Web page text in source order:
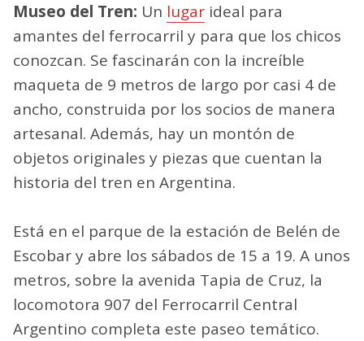
Museo del Tren: Un lugar ideal para
amantes del ferrocarril y para que los chicos
conozcan. Se fascinarán con la increíble
maqueta de 9 metros de largo por casi 4 de
ancho, construida por los socios de manera
artesanal. Además, hay un montón de
objetos originales y piezas que cuentan la
historia del tren en Argentina.
Está en el parque de la estación de Belén de
Escobar y abre los sábados de 15 a 19. A unos
metros, sobre la avenida Tapia de Cruz, la
locomotora 907 del Ferrocarril Central
Argentino completa este paseo temático.